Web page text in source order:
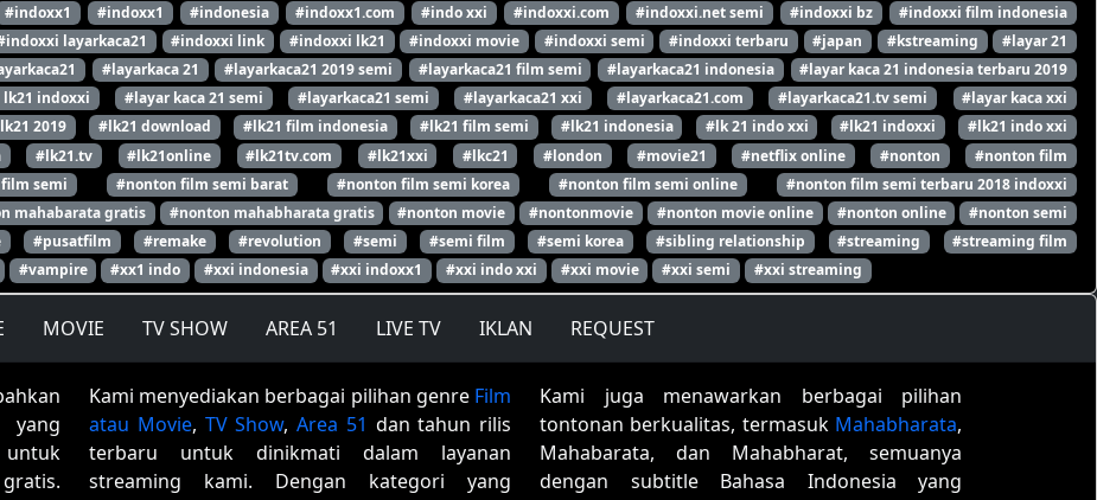
#indoxx1 #indoxx1 #indonesia #indoxx1.com #indo xxi #indoxxi.com #indoxxi.net semi #indoxxi bz
#indoxxi film indonesia
layarkaca21 #indoxxi link #indoxxi lk21 #indoxxi movie #indoxxi semi #indoxxi terbaru #japan #kstreaming
#layar 21
#layarkaca 21 #layarkaca21 2019 semi #layarkaca21 film semi #layarkaca21 indonesia
#layar kaca 21 indonesia terbaru 2019
lk21 indoxxi #layar kaca 21 semi #layarkaca21 semi #layarkaca21 xxi #layarkaca21.com #layarkaca21.tv semi
#layar kaca xxi
2019 #lk21 download #lk21 film indonesia #lk21 film semi #lk21 indonesia #lk 21 indo xxi #lk21 indoxxi
#lk21 indo xxi
#lk21.tv #lk21online #lk21tv.com #lk21xxi #lkc21 #london #movie21 #netflix online #nonton
#nonton film
semi #nonton film semi barat #nonton film semi korea #nonton film semi online
#nonton film semi terbaru 2018 indoxxi
mahabarata gratis #nonton mahabharata gratis #nonton movie #nontonmovie #nonton movie online #nonton online
#nonton semi
#pusatfilm #remake #revolution #semi #semi film #semi korea #sibling relationship #streaming
#streaming film
#vampire #xx1 indo #xxi indonesia #xxi indoxx1 #xxi indo xxi #xxi movie #xxi semi #xxi streaming
MOVIE TV SHOW AREA 51 LIVE TV IKLAN REQUEST
untuk
Kami menyediakan berbagai pilihan genre Film
atau Movie, TV Show, Area 51 dan tahun rilis
terbaru untuk dinikmati dalam layanan
streaming kami. Dengan kategori yang
Kami juga menawarkan berbagai pilihan
tontonan berkualitas, termasuk Mahabharata,
Mahabarata, dan Mahabharat, semuanya
dengan subtitle Bahasa Indonesia yang